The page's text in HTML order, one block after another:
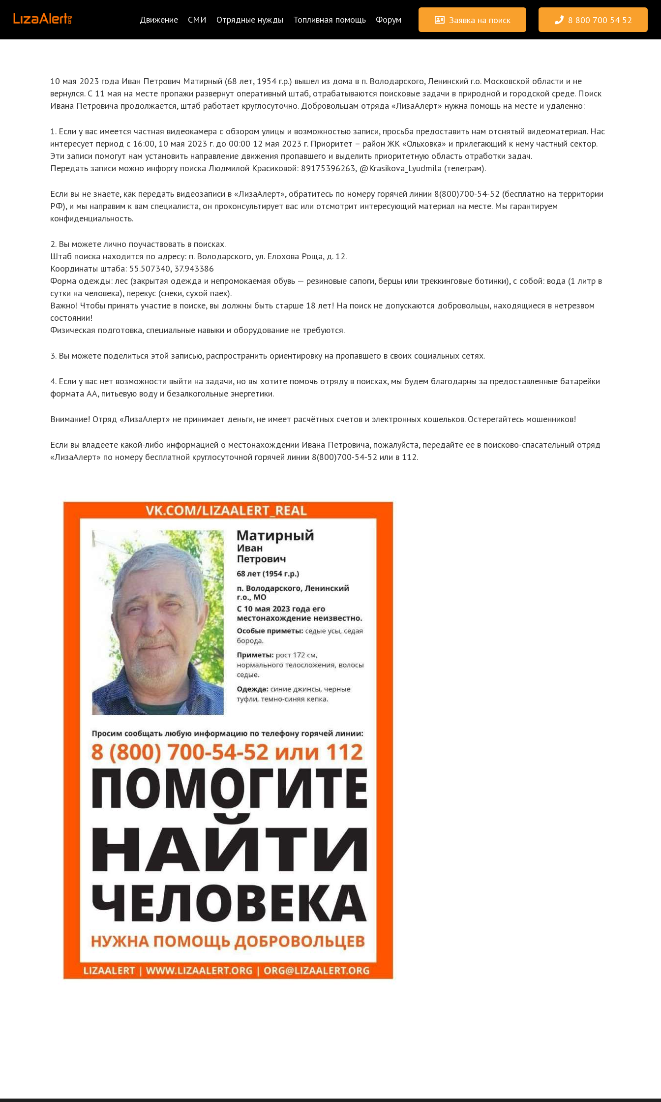
Движение СМИ Отрядные нужды Топливная помощь Форум Заявка на поиск 8 800 700 54 52
10 мая 2023 года Иван Петрович Матирный (68 лет, 1954 г.р.) вышел из дома в п. Володарского, Ленинский г.о. Московской области и не
вернулся. С 11 мая на месте пропажи развернут оперативный штаб, отрабатываются поисковые задачи в природной и городской среде. Поиск
Ивана Петровича продолжается, штаб работает круглосуточно. Добровольцам отряда «ЛизаАлерт» нужна помощь на месте и удаленно:
1. Если у вас имеется частная видеокамера с обзором улицы и возможностью записи, просьба предоставить нам отснятый видеоматериал. Нас
интересует период с 16:00, 10 мая 2023 г. до 00:00 12 мая 2023 г. Приоритет – район ЖК «Ольховка» и прилегающий к нему частный сектор.
Эти записи помогут нам установить направление движения пропавшего и выделить приоритетную область отработки задач.
Передать записи можно инфоргу поиска Людмилой Красиковой: 89175396263, @Krasikova_Lyudmila (телеграм).
Если вы не знаете, как передать видеозаписи в «ЛизаАлерт», обратитесь по номеру горячей линии 8(800)700-54-52 (бесплатно на территории
РФ), и мы направим к вам специалиста, он проконсультирует вас или отсмотрит интересующий материал на месте. Мы гарантируем
конфиденциальность.
2. Вы можете лично поучаствовать в поисках.
Штаб поиска находится по адресу: п. Володарского, ул. Елохова Роща, д. 12.
Координаты штаба: 55.507340, 37.943386
Форма одежды: лес (закрытая одежда и непромокаемая обувь — резиновые сапоги, берцы или треккинговые ботинки), с собой: вода (1 литр в
сутки на человека), перекус (снеки, сухой паек).
Важно! Чтобы принять участие в поиске, вы должны быть старше 18 лет! На поиск не допускаются добровольцы, находящиеся в нетрезвом
состоянии!
Физическая подготовка, специальные навыки и оборудование не требуются.
3. Вы можете поделиться этой записью, распространить ориентировку на пропавшего в своих социальных сетях.
4. Если у вас нет возможности выйти на задачи, но вы хотите помочь отряду в поисках, мы будем благодарны за предоставленные батарейки
формата АА, питьевую воду и безалкогольные энергетики.
Внимание! Отряд «ЛизаАлерт» не принимает деньги, не имеет расчётных счетов и электронных кошельков. Остерегайтесь мошенников!
Если вы владеете какой-либо информацией о местонахождении Ивана Петровича, пожалуйста, передайте ее в поисково-спасательный отряд
«ЛизаАлерт» по номеру бесплатной круглосуточной горячей линии 8(800)700-54-52 или в 112.